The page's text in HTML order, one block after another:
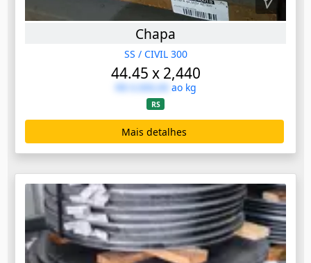
Chapa
SS / CIVIL 300
44.45 x 2,440
R$ 0.000,00 ao kg
RS
Mais detalhes